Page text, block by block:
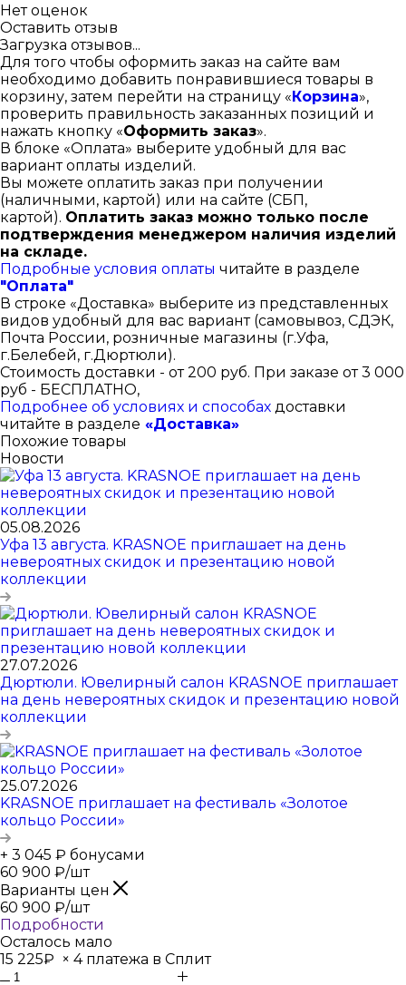
Нет оценок
Оставить отзыв
Загрузка отзывов...
Для того чтобы оформить заказ на сайте вам
необходимо добавить понравившиеся товары в
корзину, затем перейти на страницу «Корзина»,
проверить правильность заказанных позиций и
нажать кнопку «Оформить заказ».
В блоке «Оплата» выберите удобный для вас
вариант оплаты изделий.
Вы можете оплатить заказ при получении
(наличными, картой) или на сайте (СБП,
картой). Оплатить заказ можно только после
подтверждения менеджером наличия изделий
на складе.
Подробные условия оплаты читайте в разделе
"Оплата"
В строке «Доставка» выберите из представленных
видов удобный для вас вариант (самовывоз, СДЭК,
Почта России, розничные магазины (г.Уфа,
г.Белебей, г.Дюртюли).
Стоимость доставки - от 200 руб. При заказе от 3 000
руб - БЕСПЛАТНО,
Подробнее об условиях и способах доставки
читайте в разделе «Доставка»
Похожие товары
Новости
05.08.2026
Уфа 13 августа. KRASNOE приглашает на день
невероятных скидок и презентацию новой
коллекции
27.07.2026
Дюртюли. Ювелирный салон KRASNOE приглашает
на день невероятных скидок и презентацию новой
коллекции
25.07.2026
KRASNOE приглашает на фестиваль «Золотое
кольцо России»
+ 3 045 ₽ бонусами
60 900 ₽/шт
Варианты цен
60 900 ₽/шт
Подробности
Осталось мало
15 225₽ × 4 платежа в Сплит